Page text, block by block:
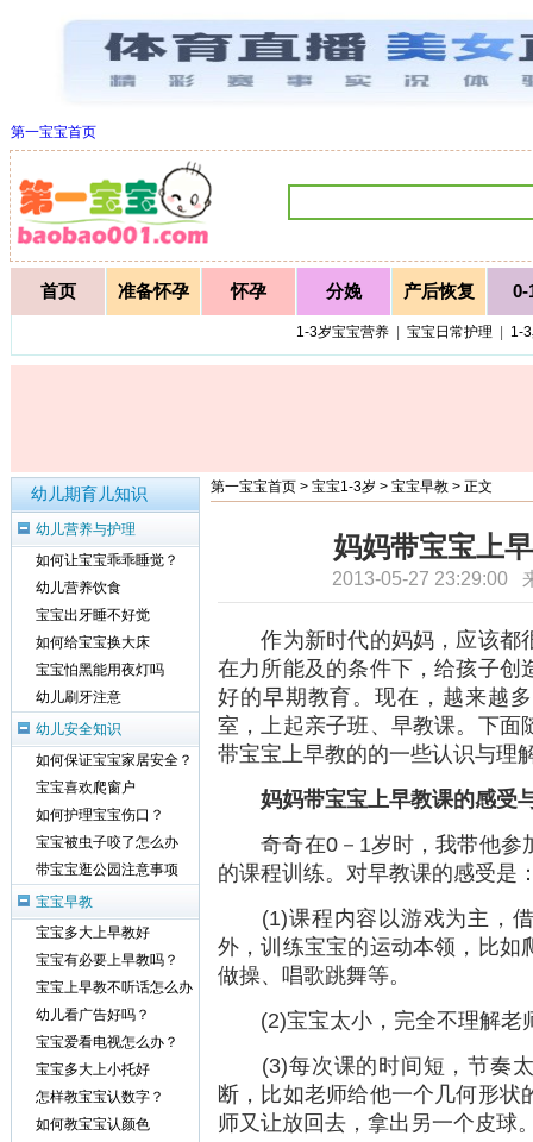
第一宝宝首页
首页 准备怀孕 怀孕 分娩 产后恢复 0-
1-3岁宝宝营养| 宝宝日常护理 1-
第一宝宝首页 > 宝宝1-3岁 > 宝宝早教 > 正文
妈妈带宝宝上
2013-05-27 23:29:00
作为新时代的妈妈，应该都
在力所能及的条件下，给孩子创
好的早期教育。现在，越来越
室，上起亲子班、早教课。下面
带宝宝上早教的的一些认识与理
妈妈带宝宝上早教课的感受
奇奇在0－1岁时，我带他参
的课程训练。对早教课的感受是
(1)课程内容以游戏为主，借
外，训练宝宝的运动本领，比如
做操、唱歌跳舞等。
(2)宝宝太小，完全不理解老
(3)每次课的时间短，节奏太
断，比如老师给他一个几何形状
师又让放回去，拿出另一个皮球
幼儿期育儿知识
幼儿营养与护理
如何让宝宝乖乖睡觉？
幼儿营养饮食
宝宝出牙睡不好觉
如何给宝宝换大床
宝宝怕黑能用夜灯吗
幼儿刷牙注意
幼儿安全知识
如何保证宝宝家居安全？
宝宝喜欢爬窗户
如何护理宝宝伤口？
宝宝被虫子咬了怎么办
带宝宝逛公园注意事项
宝宝早教
宝宝多大上早教好
宝宝有必要上早教吗？
宝宝上早教不听话怎么办
幼儿看广告好吗？
宝宝爱看电视怎么办？
宝宝多大上小托好
怎样教宝宝认数字？
如何教宝宝认颜色